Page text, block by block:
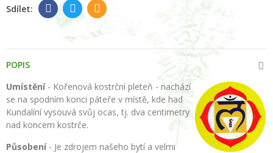
POPIS
Umístění- Kořenová kostrční pleteň - nachází
se na spodním konci páteře v místě, kde had
Kundalíní vysouvá svůj ocas, tj. dva centimetry
nad koncem kostrče.
Působení- Je zdrojem našeho bytí a velmi